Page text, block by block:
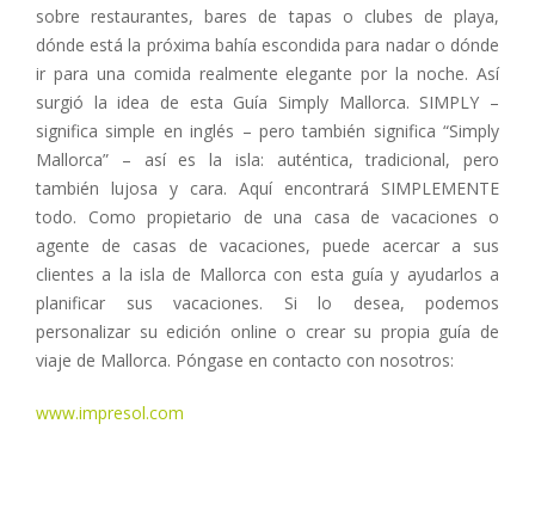
sobre restaurantes, bares de tapas o clubes de playa,
dónde está la próxima bahía escondida para nadar o dónde
ir para una comida realmente elegante por la noche. Así
surgió la idea de esta Guía Simply Mallorca. SIMPLY –
significa simple en inglés – pero también significa “Simply
Mallorca” – así es la isla: auténtica, tradicional, pero
también lujosa y cara. Aquí encontrará SIMPLEMENTE
todo. Como propietario de una casa de vacaciones o
agente de casas de vacaciones, puede acercar a sus
clientes a la isla de Mallorca con esta guía y ayudarlos a
planificar sus vacaciones. Si lo desea, podemos
personalizar su edición online o crear su propia guía de
viaje de Mallorca. Póngase en contacto con nosotros:
www.impresol.com